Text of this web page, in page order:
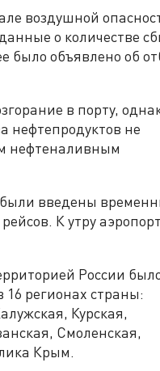
воздушной
о количестве
было объявлено об
в порту,
нефтепродуктов не
нефтеналивным
были введены
К утру аэропорт
России
регионах страны:
Курская,
Смоленская,
Крым.